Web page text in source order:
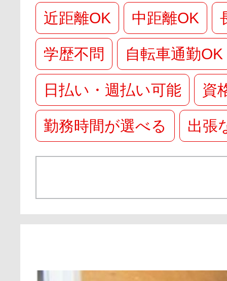
近距離OK 中距離OK
学歴不問 自転車通勤OK
日払い・週払い可能 資
勤務時間が選べる 出張